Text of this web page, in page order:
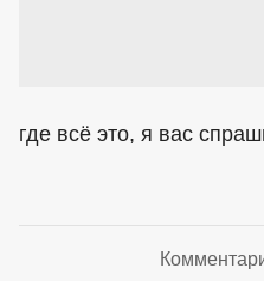
где всё это, я вас